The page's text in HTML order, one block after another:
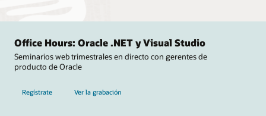
Office Hours: Oracle .NET y Visual Studio
Seminarios web trimestrales en directo con gerentes de
producto de Oracle
Regístrate Ver la grabación